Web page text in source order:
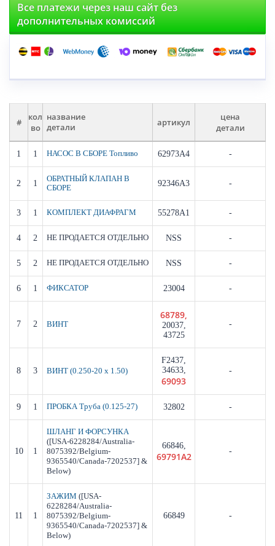
Все платежи через наш сайт без
дополнительных комиссий
#
кол
во
название
детали
артикул
цена
детали
1 1 НАСОС В СБОРЕ Топливо 62973A4 -
2 1
ОБРАТНЫЙ КЛАПАН В
СБОРЕ
92346A3 -
3 1 КОМПЛЕКТ ДИАФРАГМ 55278A1 -
4 2 НЕ ПРОДАЕТСЯ ОТДЕЛЬНО NSS -
5 2 НЕ ПРОДАЕТСЯ ОТДЕЛЬНО NSS -
6 1 ФИКСАТОР 23004 -
7 2 ВИНТ
68789,
20037,
43725
-
8 3 ВИНТ (0.250-20 x 1.50)
F2437,
34633,
69093
-
9 1 ПРОБКА Труба (0.125-27) 32802 -
10 1
ШЛАНГ И ФОРСУНКА
([USA-6228284/Australia-
8075392/Belgium-
9365540/Canada-7202537] &
Below)
66846,
69791A2 -
11 1
ЗАЖИМ ([USA-
6228284/Australia-
8075392/Belgium-
9365540/Canada-7202537] &
Below)
66849 -